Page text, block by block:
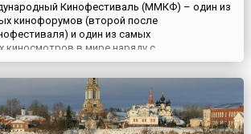
Кинофестиваль (ММКФ) – один из
кинофорумов (второй после
и один из самых
киносмотров в мире наряду с
Берлине, Каннах, Венеции, Сан-Себастьяне и
был создан в целях развития культурного
между народами и сотрудничества
всего мир...